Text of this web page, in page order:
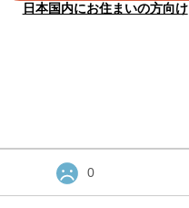
日本国内にお住まいの方向け
0